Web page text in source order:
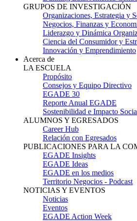
GRUPOS DE INVESTIGACIÓN
Organizaciones, Estrategia y
Negocios, Finanzas y
Liderazgo y Dinámica
Ciencia del Consumidor y
Innovación y Emprendimiento
Acerca de
LA ESCUELA
Propósito
Consejos y Equipo Directivo
EGADE 30
Reporte Anual EGADE
Sostenibilidad e Impacto
ALUMNOS Y EGRESADOS
Career Hub
Relación con Egresados
PUBLICACIONES PARA LA
EGADE Insights
EGADE Ideas
EGADE en los medios
Territorio Negocios - Podcast
NOTICIAS Y EVENTOS
Noticias
Eventos
EGADE Action Week